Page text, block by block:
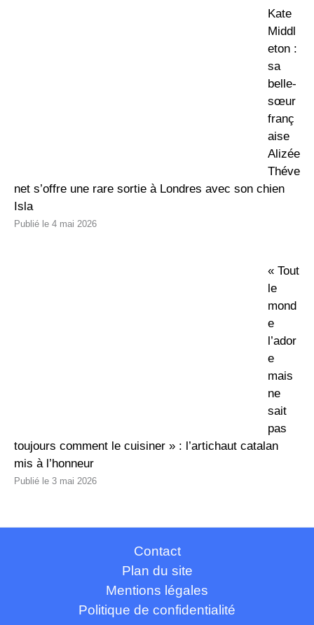
Kate
Middl
eton :
sa
belle-
sœur
franç
aise
Alizée
Théve
net s’offre une rare sortie à Londres avec son chien
Isla
4 mai 2026
« Tout
le
mond
e
l’ador
e
mais
ne
sait
pas
toujours comment le cuisiner » : l’artichaut catalan
mis à l’honneur
3 mai 2026
Contact
Plan du site
Mentions légales
Politique de confidentialité